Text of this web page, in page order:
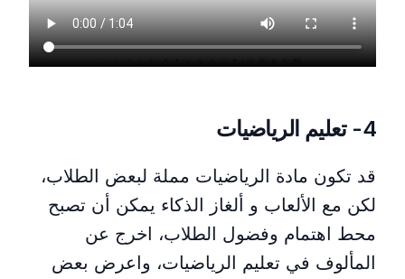
تعليم أجزاء جسم الإنسان المختلفة خلال عرض شرائح البوربوينت
4- تعليم الرياضيات
قد تكون مادة الرياضيات مملة لبعض الطلاب،
لكن مع الألعاب و ألغاز الذكاء يمكن أن تصبح
محط اهتمام وفضول الطلاب، اخرج عن
المألوف في تعليم الرياضيات، واعرض بعض